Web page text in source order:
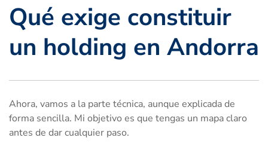
Qué exige constituir
un holding en Andorra
Ahora, vamos a la parte técnica, aunque explicada de
forma sencilla. Mi objetivo es que tengas un mapa claro
antes de dar cualquier paso.